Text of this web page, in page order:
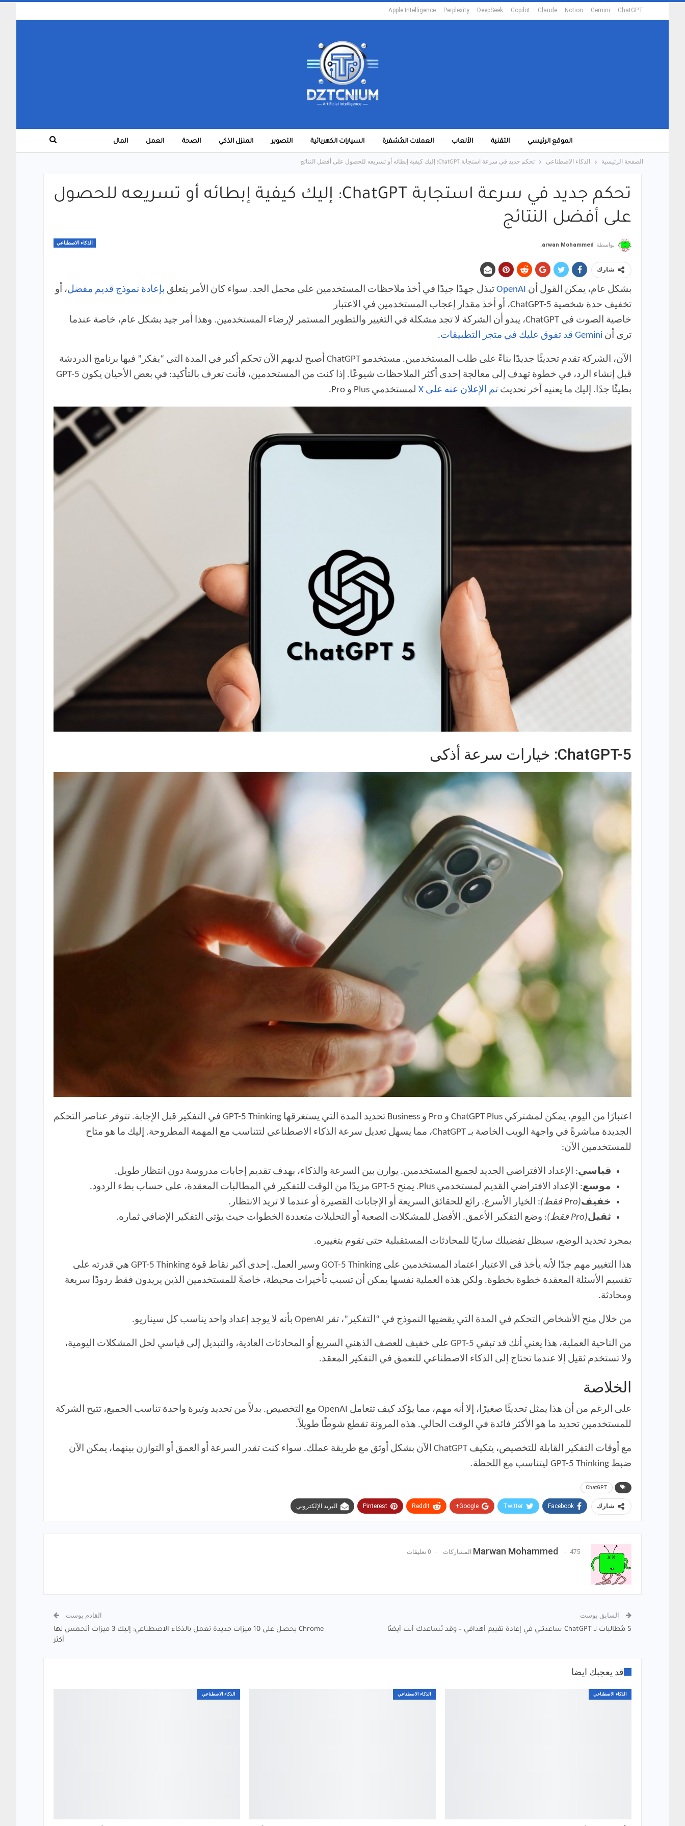
ChatGPT
Gemini
Notion
Claude
Copilot
DeepSeek
Perplexity
Apple Intelligence
الموقع الرئيسي التقنية الألعاب العملات المُشفرة السيارات الكهربائية التصوير المنزل الذكي الصحة العمل المال
الصفحة الرئيسية الذكاء الاصطناعي تحكم جديد في سرعة استجابة ChatGPT: إليك كيفية إبطائه أو تسريعه للحصول على أفضل النتائج
تحكم جديد في سرعة استجابة ChatGPT: إليك كيفية إبطائه أو تسريعه للحصول
على أفضل النتائج
الذكاء الاصطناعي بواسطة Marwan Mohammed
شارك
بشكل عام، يمكن القول أن OpenAI تبذل جهدًا جيدًا في أخذ ملاحظات المستخدمين على محمل الجد. سواء كان الأمر يتعلق بإعادة نموذج قديم مفضل، أو
تخفيف حدة شخصية ChatGPT-5، أو أخذ مقدار إعجاب المستخدمين في الاعتبار
خاصية الصوت في ChatGPT، يبدو أن الشركة لا تجد مشكلة في التغيير والتطوير المستمر لإرضاء المستخدمين. وهذا أمر جيد بشكل عام، خاصة عندما
ترى أن Gemini قد تفوق عليك في متجر التطبيقات .
الآن، الشركة تقدم تحديثًا جديدًا بناءً على طلب المستخدمين. مستخدمو ChatGPT أصبح لديهم الآن تحكم أكبر في المدة التي “يفكر” فيها برنامج الدردشة
قبل إنشاء الرد، في خطوة تهدف إلى معالجة إحدى أكثر الملاحظات شيوعًا. إذا كنت من المستخدمين، فأنت تعرف بالتأكيد: في بعض الأحيان يكون GPT-5
بطيئًا جدًا. إليك ما يعنيه آخر تحديث تم الإعلان عنه على X لمستخدمي Plus و Pro.
ChatGPT-5: خيارات سرعة أذكى
اعتبارًا من اليوم، يمكن لمشتركي ChatGPT Plus و Pro و Business تحديد المدة التي يستغرقها GPT-5 Thinking في التفكير قبل الإجابة. تتوفر عناصر التحكم
الجديدة مباشرةً في واجهة الويب الخاصة بـ ChatGPT، مما يسهل تعديل سرعة الذكاء الاصطناعي لتتناسب مع المهمة المطروحة. إليك ما هو متاح
للمستخدمين الآن:
قياسي: الإعداد الافتراضي الجديد لجميع المستخدمين. يوازن بين السرعة والذكاء، بهدف تقديم إجابات مدروسة دون انتظار طويل.
موسع: الإعداد الافتراضي القديم لمستخدمي Plus. يمنح GPT-5 مزيدًا من الوقت للتفكير في المطالبات المعقدة، على حساب بطء الردود.
خفيف(Pro فقط)
: الخيار الأسرع. رائع للحقائق السريعة أو الإجابات القصيرة أو عندما لا تريد الانتظار.
ثقيل(Pro فقط) : وضع التفكير الأعمق. الأفضل للمشكلات الصعبة أو التحليلات متعددة الخطوات حيث يؤتي التفكير الإضافي ثماره.
بمجرد تحديد الوضع، سيظل تفضيلك ساريًا للمحادثات المستقبلية حتى تقوم بتغييره.
هذا التغيير مهم جدًا لأنه يأخذ في الاعتبار اعتماد المستخدمين على GOT-5 Thinking وسير العمل. إحدى أكبر نقاط قوة GPT-5 Thinking هي قدرته على
تقسيم الأسئلة المعقدة خطوة بخطوة. ولكن هذه العملية نفسها يمكن أن تسبب تأخيرات محبطة، خاصةً للمستخدمين الذين يريدون فقط ردودًا سريعة
ومحادثة.
من خلال منح الأشخاص التحكم في المدة التي يقضيها النموذج في “التفكير”، تقر OpenAI بأنه لا يوجد إعداد واحد يناسب كل سيناريو.
من الناحية العملية، هذا يعني أنك قد تبقي GPT-5 على خفيف للعصف الذهني السريع أو المحادثات العادية، والتبديل إلى قياسي لحل المشكلات اليومية،
ولا تستخدم ثقيل إلا عندما تحتاج إلى الذكاء الاصطناعي للتعمق في التفكير المعقد.
الخلاصة
على الرغم من أن هذا يمثل تحديثًا صغيرًا، إلا أنه مهم، مما يؤكد كيف تتعامل OpenAI مع التخصيص. بدلاً من تحديد وتيرة واحدة تناسب الجميع، تتيح الشركة
للمستخدمين تحديد ما هو الأكثر فائدة في الوقت الحالي. هذه المرونة تقطع شوطًا طويلاً.
مع أوقات التفكير القابلة للتخصيص، يتكيف ChatGPT الآن بشكل أوثق مع طريقة عملك. سواء كنت تقدر السرعة أو العمق أو التوازن بينهما، يمكن الآن
ضبط GPT-5 Thinking ليتناسب مع اللحظة.
ChatGPT
شارك Facebook
Twitter
Google+
ReddIt
Pinterest البريد الإلكتروني
Marwan Mohammed 475 المشاركات 0 تعليقات
السابق بوست
5 مُطالبات لـ ChatGPT ساعدتني في إعادة تقييم أهدافي – وقد تُساعدك أنت أيضًا
القادم بوست
Chrome يحصل على 10 ميزات جديدة تعمل بالذكاء الاصطناعي: إليك 3 ميزات أتحمس لها
أكثر
قد يعجبك ايضا
الذكاء الاصطناعي الذكاء الاصطناعي الذكاء الاصطناعي